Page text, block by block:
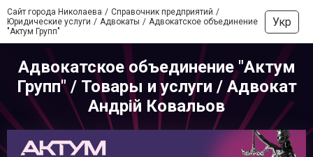
Сайт города Николаева
Справочник предприятий
Юридические услуги
Адвокаты
Адвокатское объединение
"Актум Групп"
Укр
Адвокатское объединение "Актум
Групп" / Товары и услуги / Адвокат
Андрій Ковальов